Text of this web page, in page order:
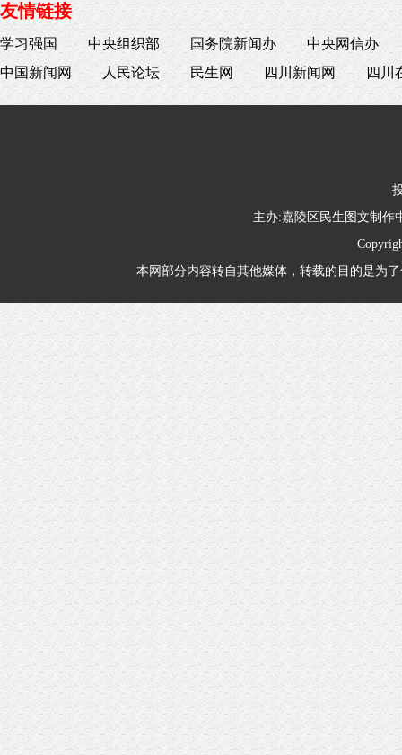
友情链接
学习强国 中央组织部 国务院新闻办
中央网信办
中国新闻网
人民论坛 民生网 四川新闻网 四川
主办:嘉陵区民生图文制
本网部分内容转自其他媒体，转载的目的是为